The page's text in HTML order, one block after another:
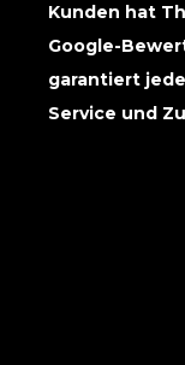
Kunden hat
Google-
garantiert
Service und